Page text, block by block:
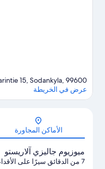
15, Sodankyla, 99600
عرض في الخريطة
الأماكن المجاورة
ميوزيوم جاليزي آلاريستو
7 من الدقائق سيرًا على الأقدام